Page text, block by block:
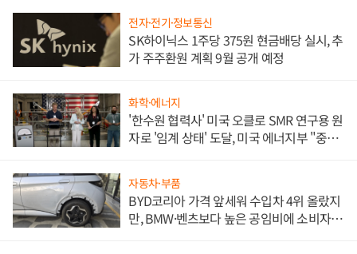
전자·전기·정보통신
SK하이닉스 1주당 375원 현금배당 실시, 추
가 주주환원 계획 9월 공개 예정
화학·에너지
'한수원 협력사' 미국 오클로 SMR 연구용 원
자로 '임계 상태' 도달, 미국 에너지부 "중요
자동차·부품
BYD코리아 가격 앞세워 수입차 4위 올랐지
만, BMW·벤츠보다 높은 공임비에 소비자